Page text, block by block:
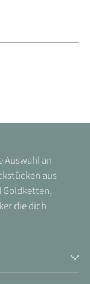
Auswahl an
aus
Goldketten,
die dich